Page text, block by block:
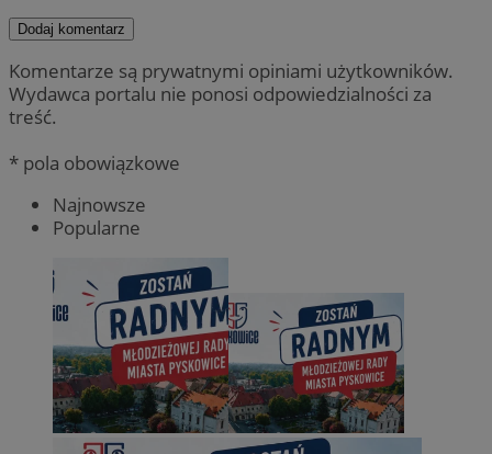
Dodaj komentarz
Komentarze są prywatnymi opiniami użytkowników.
Wydawca portalu nie ponosi odpowiedzialności za
treść.
* pola obowiązkowe
Najnowsze
Popularne